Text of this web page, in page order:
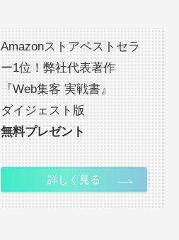
Amazonストアベストセラ
ー1位！弊社代表著作
『Web集客 実戦書』
ダイジェスト版
無料プレゼント
詳しく見る